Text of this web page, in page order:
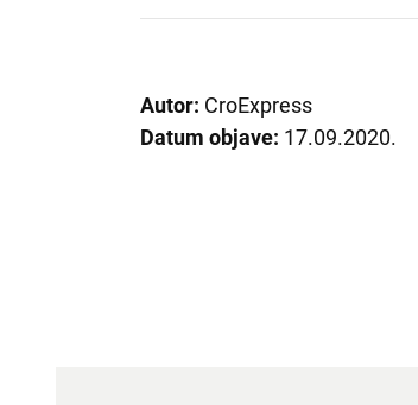
Autor: CroExpress
Datum objave: 17.09.2020.